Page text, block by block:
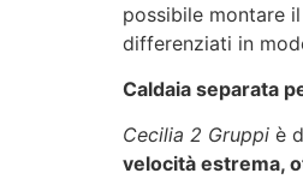
possibile montare
differenziati in
Caldaia separata
Cecilia 2 Gruppi è
velocità estrema,